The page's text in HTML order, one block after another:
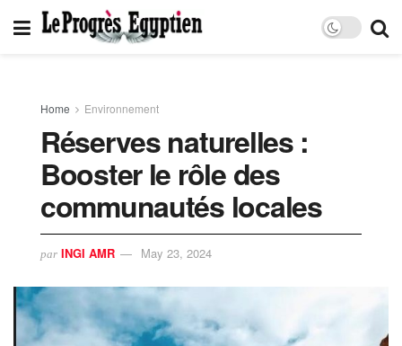
Home Environnement
Réserves naturelles :
Booster le rôle des
communautés locales
par INGI AMR May 23, 2024